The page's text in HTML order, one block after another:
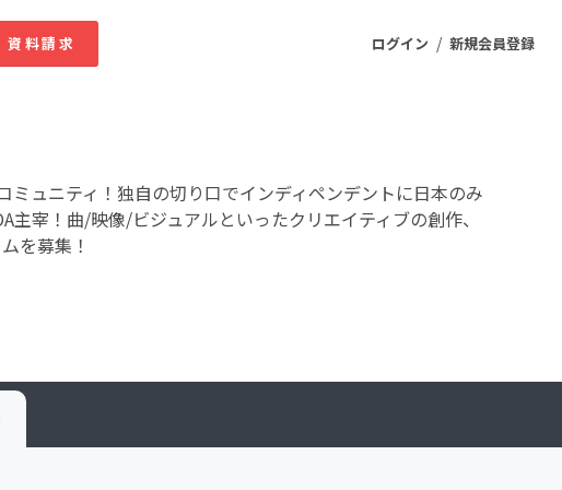
ログイン / 新規会員登録
資料請求
コミュニティ
・ヘルスケア
ュニティ！独自の切り口でインディペンデントに日本のみ
宰！曲/映像/ビジュアルといったクリエイティブの創作、
を募集！